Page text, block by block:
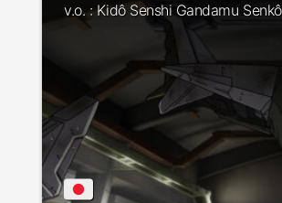
v.o. : Kidô Senshi Gandamu